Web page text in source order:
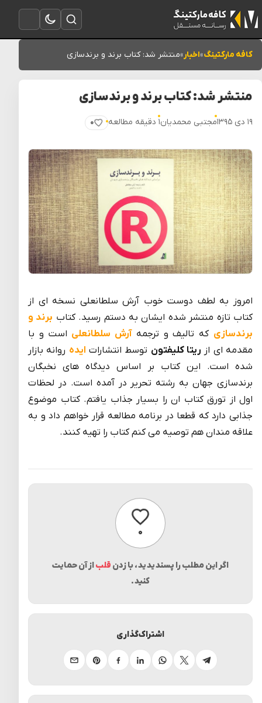
باز کردن منو
تغییر به حالت تاریک
باز کردن جستجو
کافه مارکتینگ»اخبار»منتشر شد: کتاب برند و برندسازی
منتشر شد: کتاب برند و برندسازی
۱۹ دی ۱۳۹۵ مجتبی محمدیان۱ دقیقه مطالعه ۰
پسندیدن
امروز به لطف دوست خوب آرش سلطانعلی نسخه ای از
کتاب تازه منتشر شده ایشان به دستم رسید. کتاب برند و
برندسازی که تالیف و ترجمه آرش سلطانعلی است و با
مقدمه ای از ریتا کلیفتون توسط انتشارات ایده روانه بازار
شده است. این کتاب بر اساس دیدگاه های نخبگان
برندسازی جهان به رشته تحریر در آمده است. در لحظات
اول از تورق کتاب ان را بسیار جذاب یافتم. کتاب موضوع
جذابی دارد که قطعا در برنامه مطالعه قرار خواهم داد و به
علاقه مندان هم توصیه می کنم کتاب را تهیه کنند.
۰پسندیدن
اگر این مطلب را پسندیدید، با زدن قلباز آن حمایت
کنید.
اشتراک‌گذاری
تلگرامایکسواتساپلینکدینفیسبوکپینترستایمیل